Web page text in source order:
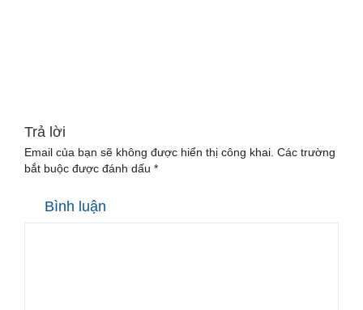
Trả lời
Email của bạn sẽ không được hiển thị công khai. Các trường
bắt buộc được đánh dấu *
Bình luận